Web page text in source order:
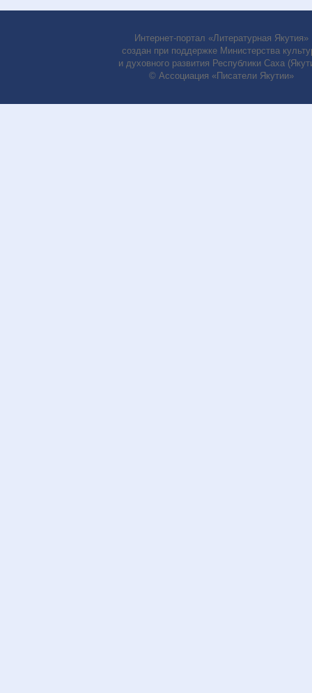
Интернет-портал «Литературная Якутия»
создан при поддержке Министерства
и духовного развития Республики Саха
© Ассоциация «Писатели Якутии»